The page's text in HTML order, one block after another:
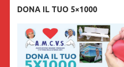
DONA IL TUO 5×1000